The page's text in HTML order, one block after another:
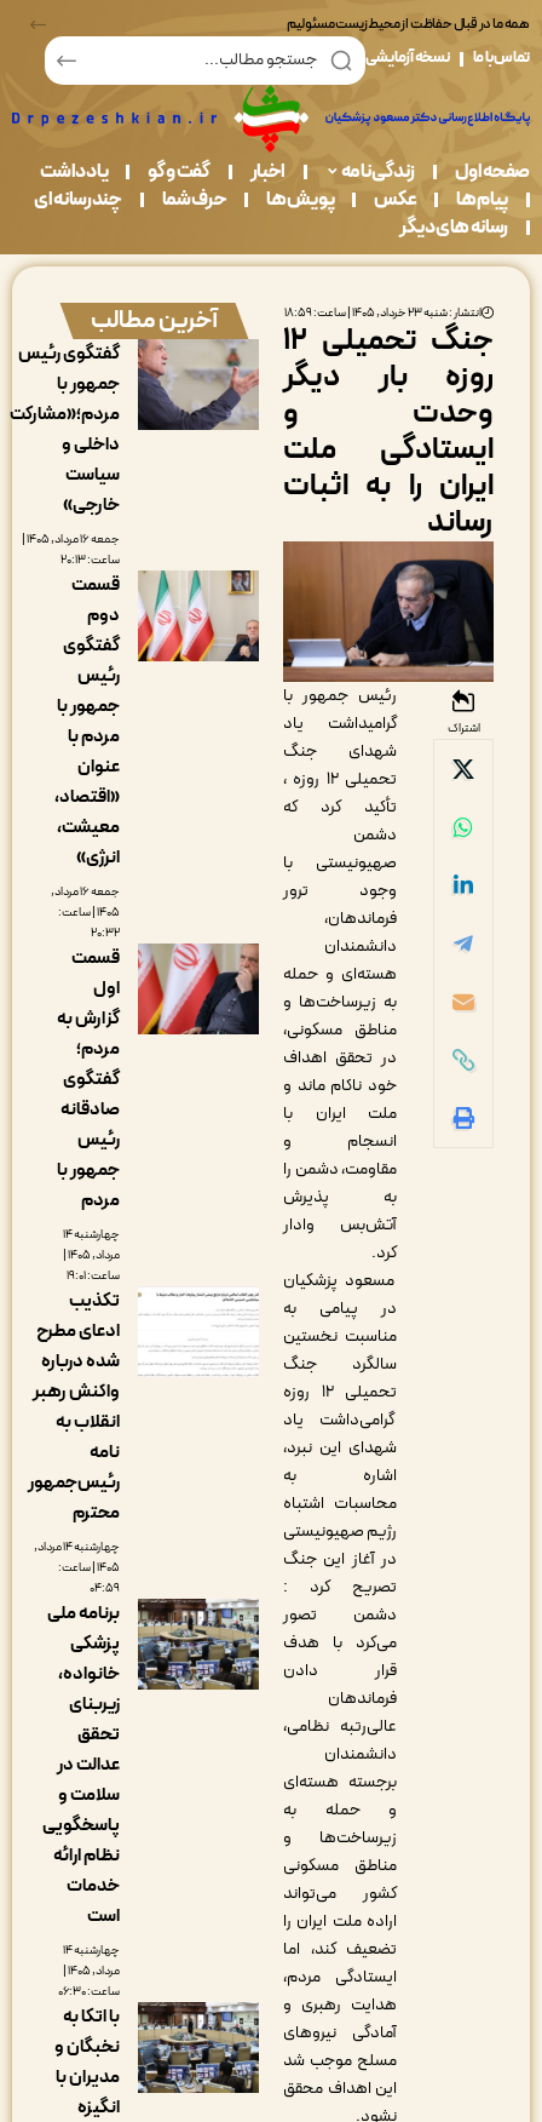
قبال حفاظت از محیط زیست مسئولیم
نسخه آزمایشی
زندگی نامه اخبار گفت و گو
یادداشت
ها
عکس پویش ها حرف شما
چندرسانه ای
های دیگر
انتشار : شنبه ۲۳ خرداد, ۱۴۰۵ | ساعت: ۱۸:۵۹
جنگ تحمیلی ۱۲
بار دیگر
و
ملت
را به اثبات
رئیس جمهور با
گرامیداشت یاد
شهدای جنگ
تحمیلی ۱۲ روزه ،
تأکید کرد که
صهیونیستی با
وجود ترور
فرماندهان،
دانشمندان
هسته‌ای و حمله
به زیرساخت‌ها و
مناطق مسکونی،
در تحقق اهداف
خود ناکام ماند و
ملت ایران با
انسجام و
مقاومت، دشمن را
به پذیرش
آتش‌بس وادار
مسعود پزشکیان
در پیامی به
مناسبت نخستین
سالگرد جنگ
تحمیلی ۱۲ روزه
گرامی‌داشت یاد
شهدای این نبرد،
اشاره به
محاسبات اشتباه
رژیم صهیونیستی
در آغاز این جنگ
تصریح کرد :
دشمن تصور
می‌کرد با هدف
قرار دادن
فرماندهان
عالی‌رتبه نظامی،
دانشمندان
برجسته هسته‌ای
و حمله به
زیرساخت‌ها و
مناطق مسکونی
کشور می‌تواند
اراده ملت ایران را
تضعیف کند، اما
ایستادگی مردم،
هدایت رهبری و
آمادگی نیروهای
مسلح موجب شد
این اهداف محقق
آخرین مطالب
گفتگوی رئیس
جمهور با
مردم؛«مشارکت
داخلی و
سیاست
خارجی»
جمعه ۱۶ مرداد, ۱۴۰۵ |
قسمت
دوم
گفتگوی
جمهور با
«اقتصاد،
معیشت،
جمعه ۱۶ مرداد,
۱۴۰۵ | ساعت:
قسمت
اول
گزارش به
گفتگوی
صادقانه
جمهور با
چهارشنبه ۱۴
مرداد, ۱۴۰۵ |
تکذیب
ادعای مطرح
شده درباره
واکنش رهبر
انقلاب به
رئیس‌جمهور
چهارشنبه ۱۴ مرداد,
۱۴۰۵ | ساعت:
برنامه ملی
پزشکی
خانواده،
عدالت در
سلامت و
پاسخگویی
نظام ارائه
چهارشنبه ۱۴
مرداد, ۱۴۰۵ |
با اتکا به
نخبگان و
مدیران با